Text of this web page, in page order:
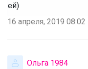
ей)
16 апреля, 2019 08:02
Ольга 1984